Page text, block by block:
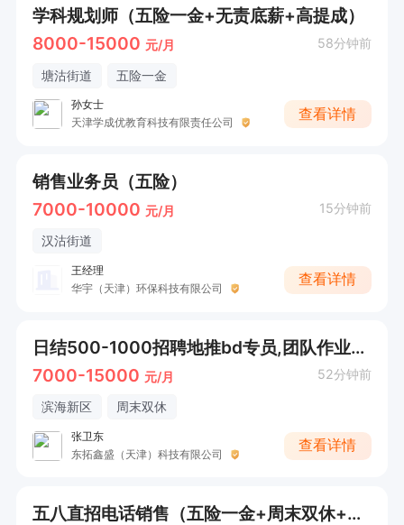
学科规划师（五险一金+无责底薪+高提成）
8000-15000 元/月 58分钟前
塘沽街道 五险一金
孙女士
天津学成优教育科技有限责任公司
查看详情
销售业务员（五险）
7000-10000 元/月 15分钟前
汉沽街道
王经理
华宇（天津）环保科技有限公司
查看详情
日结500-1000招聘地推bd专员,团队作业有人带
7000-15000 元/月 52分钟前
滨海新区 周末双休
张卫东
东拓鑫盛（天津）科技有限公司
查看详情
五八直招电话销售（五险一金+周末双休+防暑采暖补贴）